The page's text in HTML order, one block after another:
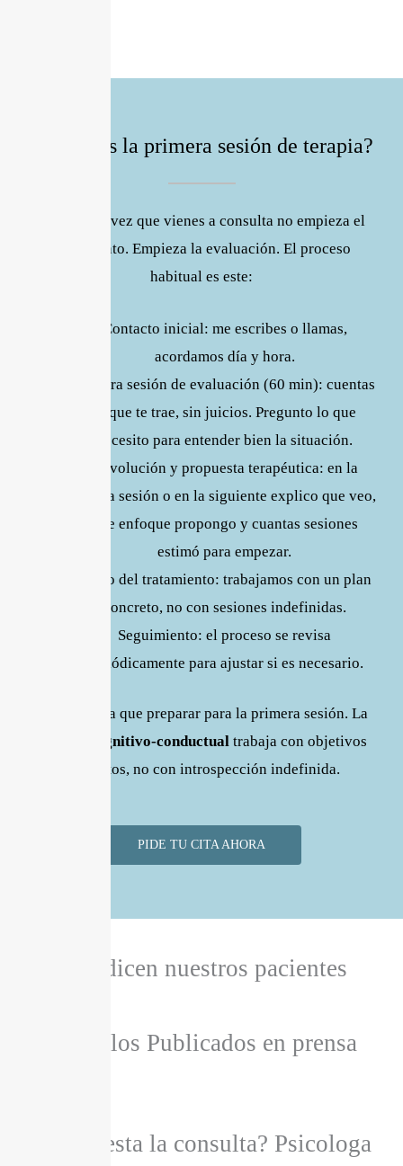
¿Como es la primera sesión de terapia?
La primera vez que vienes a consulta no empieza el
tratamiento. Empieza la evaluación. El proceso
habitual es este:
Contacto inicial: me escribes o llamas,
acordamos día y hora.
Primera sesión de evaluación (60 min): cuentas
lo que te trae, sin juicios. Pregunto lo que
necesito para entender bien la situación.
Devolución y propuesta terapéutica: en la
misma sesión o en la siguiente explico que veo,
que enfoque propongo y cuantas sesiones
estimó para empezar.
Inicio del tratamiento: trabajamos con un plan
concreto, no con sesiones indefinidas.
Seguimiento: el proceso se revisa
periódicamente para ajustar si es necesario.
No hay nada que preparar para la primera sesión. La
terapia cognitivo-conductualtrabaja con objetivos
concretos, no con introspección indefinida.
PIDE TU CITA AHORA
Que dicen nuestros pacientes
Artículos Publicados en prensa
Donde esta la consulta? Psicologa